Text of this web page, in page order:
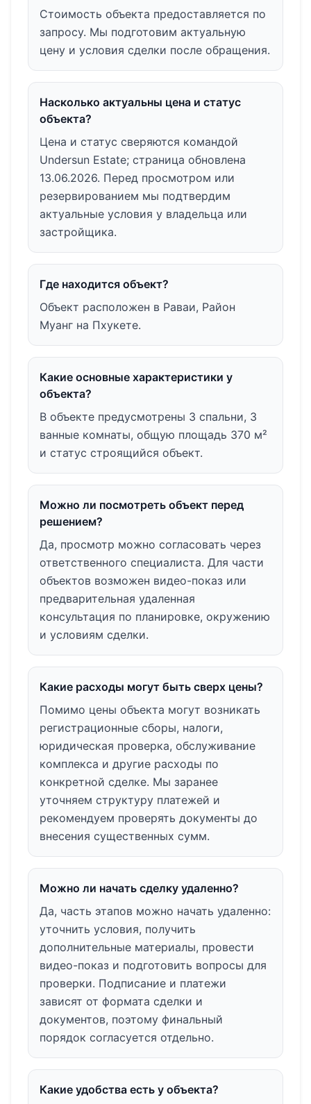
Стоимость объекта предоставляется по
запросу. Мы подготовим актуальную
цену и условия сделки после обращения.
Насколько актуальны цена и статус
объекта?
Цена и статус сверяются командой
Undersun Estate; страница обновлена
13.06.2026. Перед просмотром или
резервированием мы подтвердим
актуальные условия у владельца или
застройщика.
Где находится объект?
Объект расположен в Раваи, Район
Муанг на Пхукете.
Какие основные характеристики у
объекта?
В объекте предусмотрены 3 спальни, 3
ванные комнаты, общую площадь 370 м²
и статус строящийся объект.
Можно ли посмотреть объект перед
решением?
Да, просмотр можно согласовать через
ответственного специалиста. Для части
объектов возможен видео-показ или
предварительная удаленная
консультация по планировке, окружению
и условиям сделки.
Какие расходы могут быть сверх цены?
Помимо цены объекта могут возникать
регистрационные сборы, налоги,
юридическая проверка, обслуживание
комплекса и другие расходы по
конкретной сделке. Мы заранее
уточняем структуру платежей и
рекомендуем проверять документы до
внесения существенных сумм.
Можно ли начать сделку удаленно?
Да, часть этапов можно начать удаленно:
уточнить условия, получить
дополнительные материалы, провести
видео-показ и подготовить вопросы для
проверки. Подписание и платежи
зависят от формата сделки и
документов, поэтому финальный
порядок согласуется отдельно.
Какие удобства есть у объекта?